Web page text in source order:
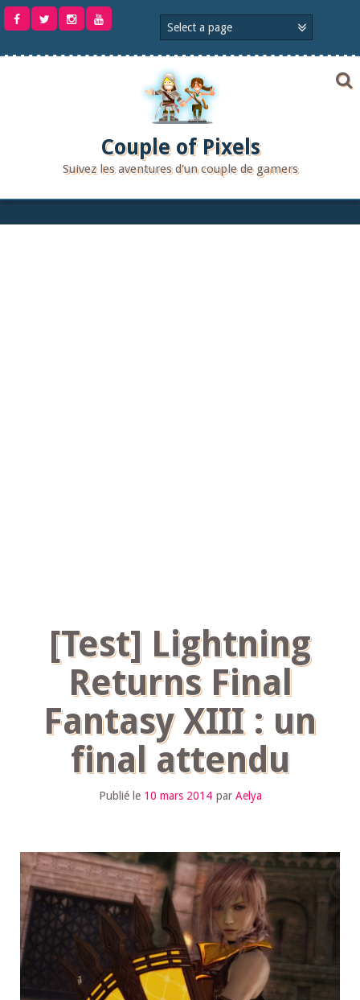
Aller
Couple of Pixels
Suivez les aventures d'un couple de gamers
[Test] Lightning
Returns Final
Fantasy XIII : un
final attendu
Publié le 10 mars 2014 par Aelya